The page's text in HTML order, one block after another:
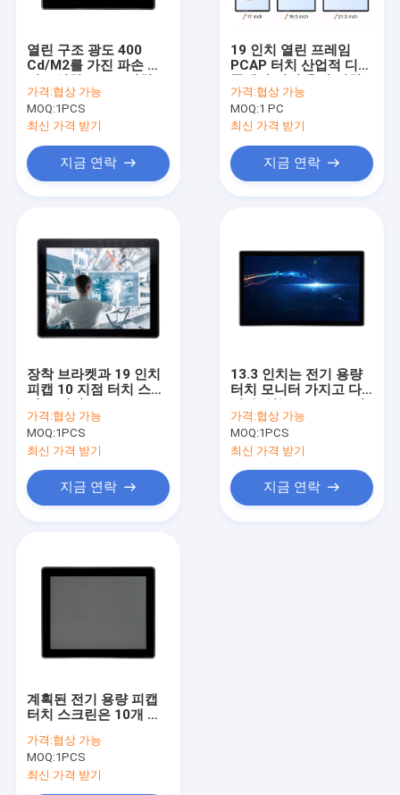
저항막식 터치스크린
커브드 터치 스크린 모니터
교육용 대화형 화이트보드
열린 구조 광도 400
Cd/M2를 가진 파손 방
니터
가격:협상 가능
MOQ:1PCS
최신 가격 받기
지금 연락
19 인치 열린 프레임
PCAP 터치 산업적 디스
스크린 모니터
가격:협상 가능
MOQ:1 PC
최신 가격 받기
지금 연락
장착 브라켓과 19 인치
피캡 10 지점 터치 스크
가격:협상 가능
MOQ:1PCS
최신 가격 받기
지금 연락
13.3 인치는 전기 용량
터치 모니터 가지고 다
다중 터치를 계획했습니
다
가격:협상 가능
MOQ:1PCS
최신 가격 받기
지금 연락
계획된 전기 용량 피캡
터치 스크린은 10개 핵
모니터링합니다
가격:협상 가능
MOQ:1PCS
최신 가격 받기